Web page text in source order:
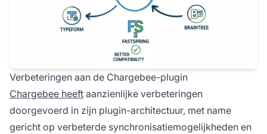
Verbeteringen aan de Chargebee-plugin
Chargebee heeft aanzienlijke verbeteringen
doorgevoerd in zijn plugin-architectuur, met name
gericht op verbeterde synchronisatiemogelijkheden en